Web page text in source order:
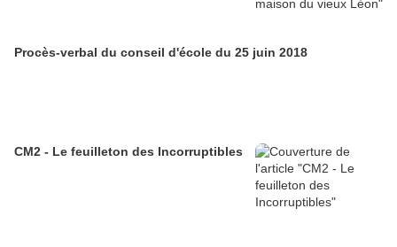
Procès-verbal du conseil d'école du 25 juin 2018
CM2 - Le feuilleton des Incorruptibles